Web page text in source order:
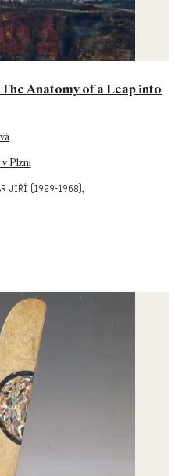
Anatomy of a Leap into
v Plzni
jiří (1929-1968),